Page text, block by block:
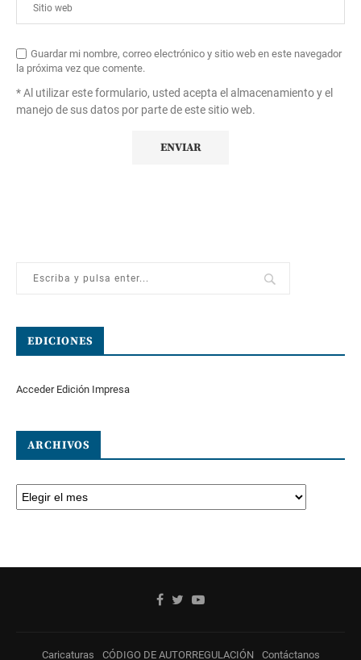
Guardar mi nombre, correo electrónico y sitio web en este navegador
la próxima vez que comente.
* Al utilizar este formulario, usted acepta el almacenamiento y el
manejo de sus datos por parte de este sitio web.
EDICIONES
Acceder Edición Impresa
ARCHIVOS
Caricaturas CÓDIGO DE AUTORREGULACIÓN Contáctanos